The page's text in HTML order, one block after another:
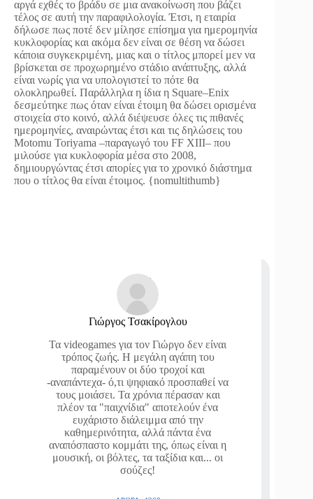
αργά εχθές το βράδυ σε μια ανακοίνωση που βάζει
τέλος σε αυτή την παραφιλολογία. Έτσι, η εταιρία
δήλωσε πως ποτέ δεν μίλησε επίσημα για ημερομηνία
κυκλοφορίας και ακόμα δεν είναι σε θέση να δώσει
κάποια συγκεκριμένη, μιας και ο τίτλος μπορεί μεν να
βρίσκεται σε προχωρημένο στάδιο ανάπτυξης, αλλά
είναι νωρίς για να υπολογιστεί το πότε θα
ολοκληρωθεί. Παράλληλα η ίδια η Square–Enix
δεσμεύτηκε πως όταν είναι έτοιμη θα δώσει ορισμένα
στοιχεία στο κοινό, αλλά διέψευσε όλες τις πιθανές
ημερομηνίες, αναιρώντας έτσι και τις δηλώσεις του
Motomu Toriyama –παραγωγό του FF XIII– που
μιλούσε για κυκλοφορία μέσα στο 2008,
δημιουργώντας έτσι απορίες για το χρονικό διάστημα
που ο τίτλος θα είναι έτοιμος. {nomultithumb}
Γιώργος Τσακίρογλου
Τα videogames για τον Γιώργο δεν είναι
τρόπος ζωής. Η μεγάλη αγάπη του
παραμένουν οι δύο τροχοί και
-αναπάντεχα- ό,τι ψηφιακό προσπαθεί να
τους μοιάσει. Τα χρόνια πέρασαν και
πλέον τα "παιχνίδια" αποτελούν ένα
ευχάριστο διάλειμμα από την
καθημερινότητα, αλλά πάντα ένα
αναπόσπαστο κομμάτι της, όπως είναι η
μουσική, οι βόλτες, τα ταξίδια και... οι
σούζες!